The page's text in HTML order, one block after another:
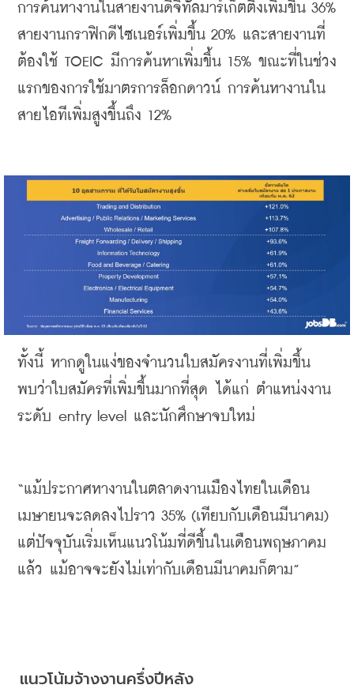
การค้นหางานในสายงานดิจิทัลมาร์เก็ตติ้งเพิ่มขึ้น
สายงานกราฟิกดีไซเนอร์เพิ่มขึ้น 20% และสายงานที่
ต้องใช้ TOEIC มีการค้นหาเพิ่มขึ้น 15% ขณะที่ในช่วง
แรกของการใช้มาตรการล็อกดาวน์ การค้นหางานใน
สายไอทีเพิ่มสูงขึ้นถึง 12%
ทั้งนี้ หากดูในแง่ของจำนวนใบสมัครงานที่เพิ่มขึ้น
พบว่าใบสมัครที่เพิ่มขึ้นมากที่สุด
ได้แก่ ตำแหน่งงาน
ระดับ entry level และนักศึกษาจบใหม่
“แม้ประกาศหางานในตลาดงานเมืองไทยในเดือน
เมษายนจะลดลงไปราว 35% (เทียบกับเดือนมีนาคม
แต่ปัจจุบันเริ่มเห็นแนวโน้มที่ดีขึ้นในเดือนพฤษภาคม
แล้ว
แม้อาจจะยังไม่เท่ากับเดือนมีนาคมก็ตาม”
แนวโน้มจ้างงานครึ่งปีหลัง